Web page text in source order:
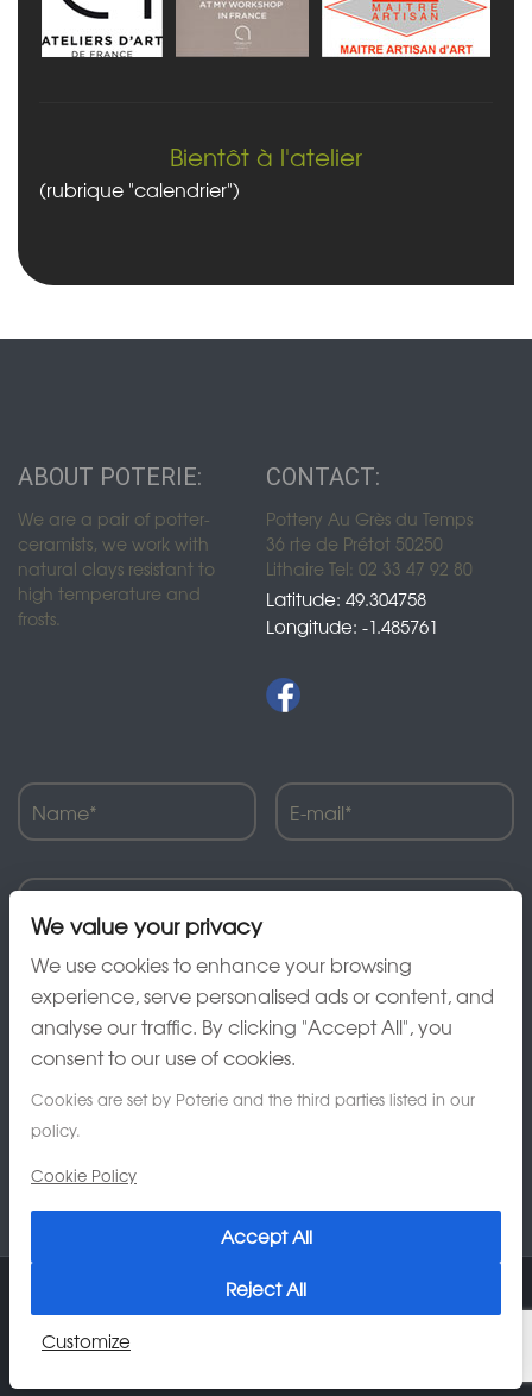
Bientôt à l'atelier
(rubrique "calendrier")
ABOUT POTERIE:
We are a pair of potter-
ceramists, we work with
natural clays resistant to
high temperature and
frosts.
CONTACT:
Pottery Au Grès du Temps
36 rte de Prétot 50250
Lithaire Tel: 02 33 47 92 80
Latitude: 49.304758
Longitude: -1.485761
© 2026 Poterie Au Grès du Temps
We value your privacy
We use cookies to enhance your browsing
experience, serve personalised ads or content, and
analyse our traffic. By clicking "Accept All", you
consent to our use of cookies.
Cookies are set by Poterie and the third parties listed in our
policy.
Cookie Policy
Accept All
Reject All
Customize